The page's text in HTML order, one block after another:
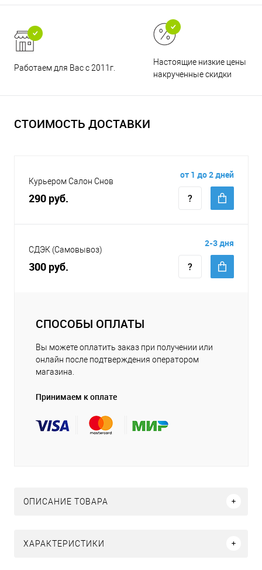
Работаем для Вас с 2011г.
Настоящие низкие цены и
накрученные скидки
СТОИМОСТЬ ДОСТАВКИ
Курьером Салон Снов
290 руб.
от 1 до 2 дней
СДЭК (Самовывоз)
300 руб.
2-3 дня
СПОСОБЫ ОПЛАТЫ
Вы можете оплатить заказ при получении или
онлайн после подтверждения оператором
магазина.
Принимаем к оплате
ОПИСАНИЕ ТОВАРА
ХАРАКТЕРИСТИКИ